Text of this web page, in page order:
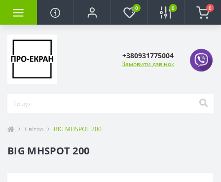
0 0 0
+380931775004
Замовити дзвінок
Світло BIG MHSPOT 200
BIG MHSPOT 200